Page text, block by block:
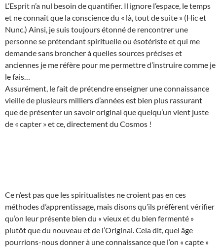
L’Esprit n’a nul besoin de quantifier. Il ignore l’espace, le temps
et ne connaît que la conscience du « là, tout de suite » (Hic et
Nunc.) Ainsi, je suis toujours étonné de rencontrer une
personne se prétendant spirituelle ou ésotériste et qui me
demande sans broncher à quelles sources précises et
anciennes je me réfère pour me permettre d’instruire comme je
le fais…
Assurément, le fait de prétendre enseigner une connaissance
vieille de plusieurs milliers d’années est bien plus rassurant
que de présenter un savoir original que quelqu’un vient juste
de « capter » et ce, directement du Cosmos !
Ce n’est pas que les spiritualistes ne croient pas en ces
méthodes d’apprentissage, mais disons qu’ils préfèrent vérifier
qu’on leur présente bien du « vieux et du bien fermenté »
plutôt que du nouveau et de l’Original. Cela dit, quel âge
pourrions-nous donner à une connaissance que l’on « capte »